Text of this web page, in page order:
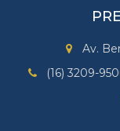
Av.
(16) 3209-